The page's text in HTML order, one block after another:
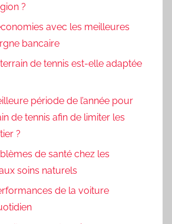
?
avec les meilleures
bancaire
de tennis est-elle adaptée
période de l’année pour
de tennis afin de limiter les
?
de santé chez les
soins naturels
de la voiture